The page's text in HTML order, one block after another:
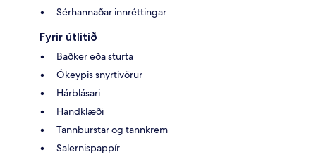
Sérhannaðar innréttingar
Fyrir útlitið
Baðker eða sturta
Ókeypis snyrtivörur
Hárblásari
Handklæði
Tannburstar og tannkrem
Salernispappír